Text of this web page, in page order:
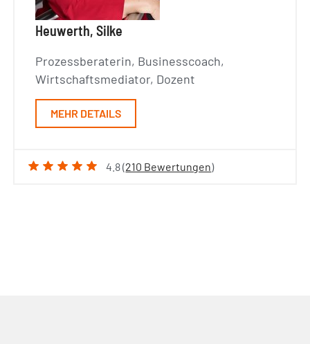
Heuwerth, Silke
Prozessberaterin, Businesscoach,
Wirtschaftsmediator, Dozent
MEHR DETAILS
4.8 (210 Bewertungen)